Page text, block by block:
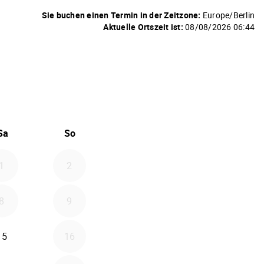
Sie buchen einen Termin in der Zeitzone: Europe/Berlin
Aktuelle Ortszeit ist: 08/08/2026 06:44
So
1 2
8 9
16